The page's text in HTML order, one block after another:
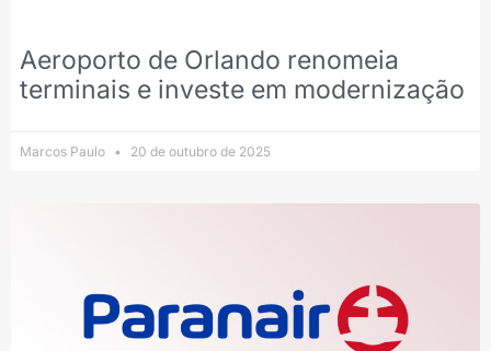
Aeroporto de Orlando renomeia
terminais e investe em modernização
Marcos Paulo 20 de outubro de 2025